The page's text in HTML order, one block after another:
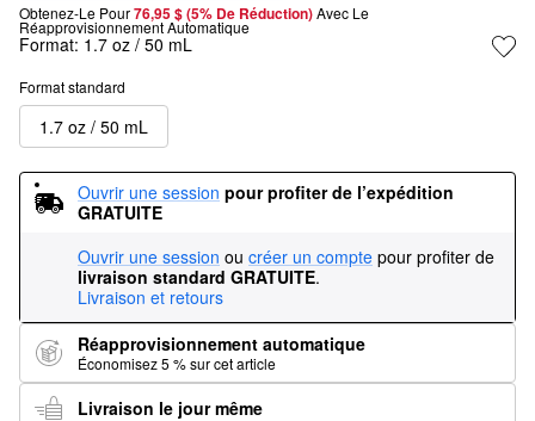
Obtenez-Le Pour76,95 $ (5% De Réduction) Avec Le
Réapprovisionnement Automatique
Format: 1.7 oz / 50 mL
Format standard
1.7 oz / 50 mL
Ouvrir une session pour profiter de l’expédition
GRATUITE
Ouvrir une session ou créer un compte pour profiter de
livraison standard GRATUITE.
Livraison et retours
Réapprovisionnement automatique
Économisez 5 % sur cet article
Livraison le jour même